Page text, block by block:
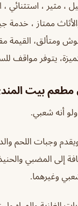
، مثير ، استثنائي ،
ممتاز ، خدمة
ومتألق، القيمة
يتوفر مواقف
مطعم بيت
أنه شعبي.
وجبات اللحم
إلى المضبي
وغيرهما.